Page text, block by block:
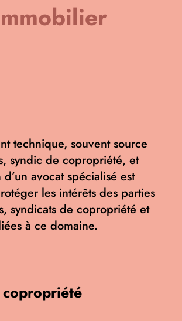
technique, souvent source
syndic de copropriété, et
avocat spécialisé est
les intérêts des parties
syndicats de copropriété et
à ce domaine.